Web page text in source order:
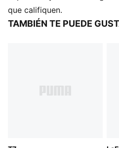
Producto fabricado con al
materiales reciclados
que califiquen.
TAMBIÉN TE PUEDE